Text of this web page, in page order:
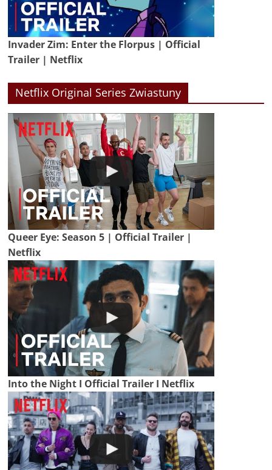
Invader Zim: Enter the Florpus | Official
Trailer | Netflix
Netflix Original Series Zwiastuny
Queer Eye: Season 5 | Official Trailer |
Netflix
Into the Night I Official Trailer I Netflix